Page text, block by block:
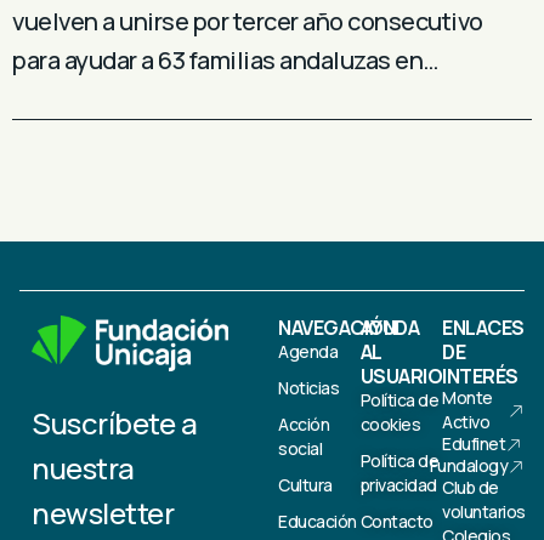
vuelven a unirse por tercer año consecutivo
para ayudar a 63 familias andaluzas en…
Suscríbete a
nuestra
newsletter
NAVEGACIÓN
Agenda
Noticias
Acción
social
Cultura
Educación
AYUDA
AL
USUARIO
Política de
cookies
Política de
privacidad
Contacto
ENLACES
DE
INTERÉS
Monte
Activo
Edufinet
Fundalogy
Club de
voluntarios